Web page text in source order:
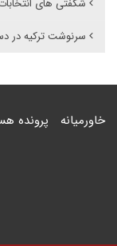
سرنوشت ترکیه در
خاورمیانه پرونده